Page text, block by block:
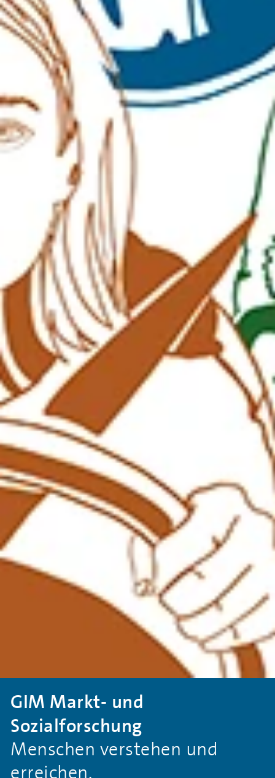
GIM Markt- und
Sozialforschung
Menschen verstehen und
erreichen.